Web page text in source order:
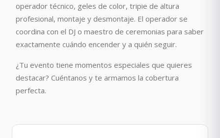
operador técnico, geles de color, tripie de altura
profesional, montaje y desmontaje. El operador se
coordina con el DJ o maestro de ceremonias para saber
exactamente cuándo encender y a quién seguir.
¿Tu evento tiene momentos especiales que quieres
destacar? Cuéntanos y te armamos la cobertura
perfecta.